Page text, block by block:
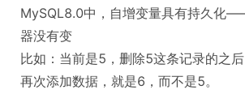
MySQL8.0中，自增变量具有持久化
器没有变
比如：当前是5，删除5这条记录的之后
再次添加数据，就是6，而不是5。